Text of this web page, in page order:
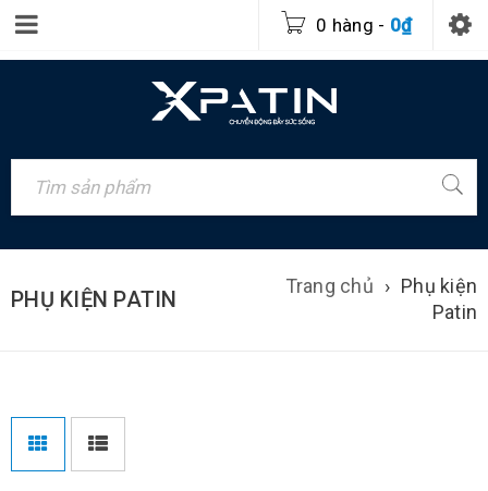
0 hàng - 0₫
PHỤ KIỆN PATIN
Trang chủ › Phụ kiện
Patin